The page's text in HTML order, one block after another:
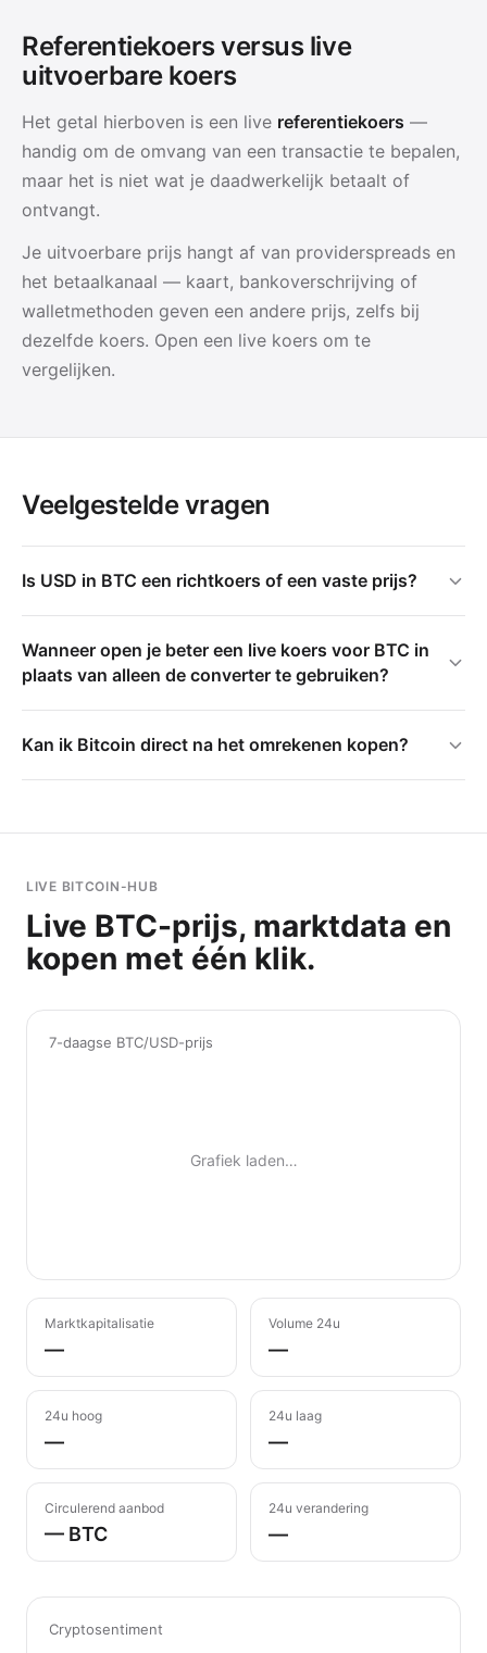
Referentiekoers versus live
uitvoerbare koers
Het getal hierboven is een live referentiekoers —
handig om de omvang van een transactie te bepalen,
maar het is niet wat je daadwerkelijk betaalt of
ontvangt.
Je uitvoerbare prijs hangt af van providerspreads en
het betaalkanaal — kaart, bankoverschrijving of
walletmethoden geven een andere prijs, zelfs bij
dezelfde koers. Open een live koers om te
vergelijken.
Veelgestelde vragen
Is USD in BTC een richtkoers of een vaste prijs?
Wanneer open je beter een live koers voor BTC in
plaats van alleen de converter te gebruiken?
Kan ik Bitcoin direct na het omrekenen kopen?
LIVE BITCOIN-HUB
Live BTC-prijs, marktdata en
kopen met één klik.
7-daagse BTC/USD-prijs
Grafiek laden…
Marktkapitalisatie
—
Volume 24u
—
24u hoog
—
24u laag
—
Circulerend aanbod
— BTC
24u verandering
—
Cryptosentiment